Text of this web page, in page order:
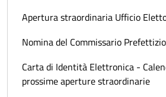
Apertura straordinaria Ufficio
Nomina del Commissario Prefettizio
Carta di Identità Elettronica -
prossime aperture straordinarie